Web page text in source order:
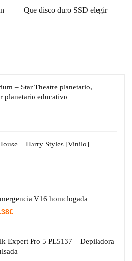
Que disco duro SSD elegir
– Star Theatre planetario,
planetario educativo
– Harry Styles [Vinilo]
V16 homologada
€El
15.38€.
Expert Pro 5 PL5137 – Depiladora